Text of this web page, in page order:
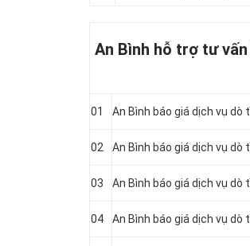
An Bình hỗ trợ tư
01 An Bình báo giá dịch vụ
02 An Bình báo giá dịch vụ dò
03 An Bình báo giá dịch vụ
04 An Bình báo giá dịch vụ